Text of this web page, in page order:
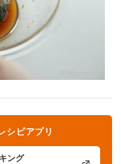
ング
シピアプリ